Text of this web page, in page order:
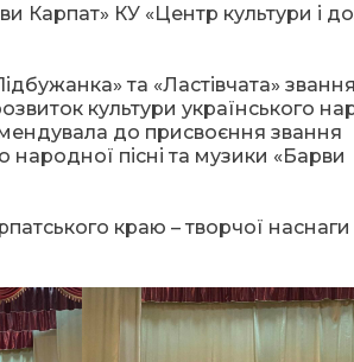
Карпат» КУ «Центр культури і
та «Ластівчата» звання
культури українського
до присвоєння звання
пісні та музики «Барви
краю – творчої наснаги